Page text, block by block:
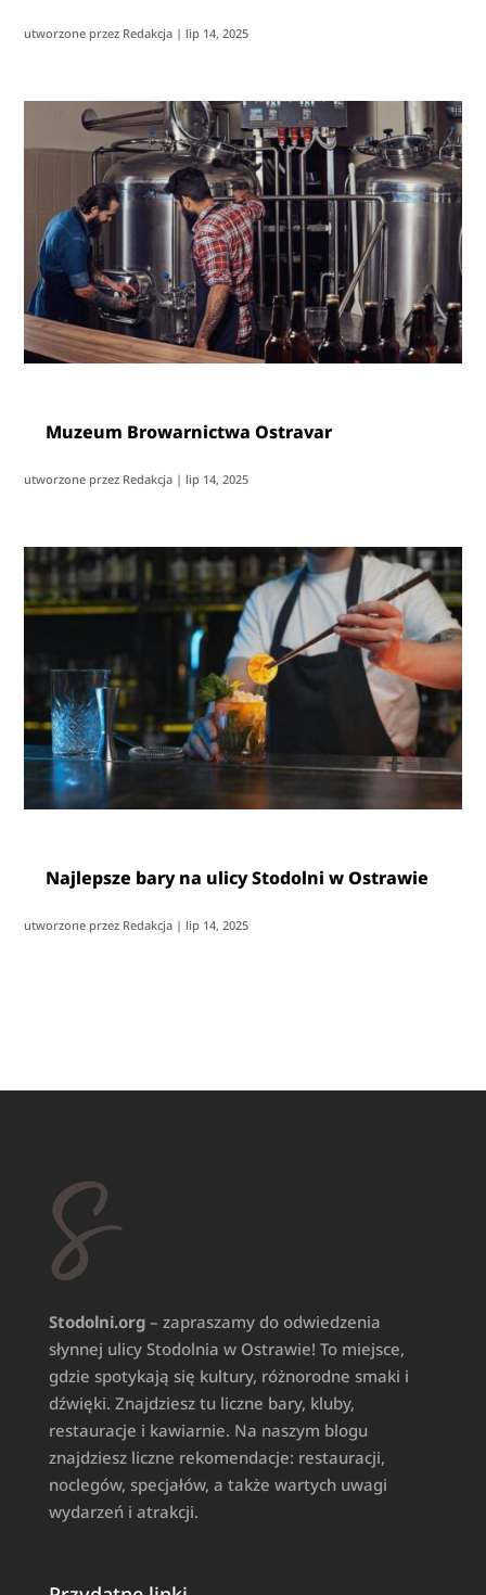
utworzone przez Redakcja | lip 14, 2025
Muzeum Browarnictwa Ostravar
utworzone przez Redakcja | lip 14, 2025
Najlepsze bary na ulicy Stodolni w Ostrawie
utworzone przez Redakcja | lip 14, 2025
Stodolni.org– zapraszamy do odwiedzenia
słynnej ulicy Stodolnia w Ostrawie! To miejsce,
gdzie spotykają się kultury, różnorodne smaki i
dźwięki. Znajdziesz tu liczne bary, kluby,
restauracje i kawiarnie. Na naszym blogu
znajdziesz liczne rekomendacje: restauracji,
noclegów, specjałów, a także wartych uwagi
wydarzeń i atrakcji.